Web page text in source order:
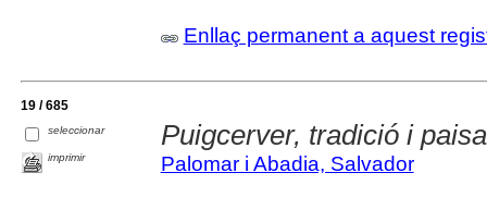
Enllaç permanent a aquest
19 / 685
seleccionar
imprimir
Puigcerver, tradició i
Palomar i Abadia, Salvador